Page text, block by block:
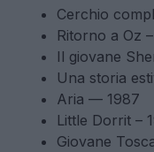
Cerchio
Ritorno a Oz
Il giovane
Una storia
Aria — 1987
Little Dorrit –
Giovane